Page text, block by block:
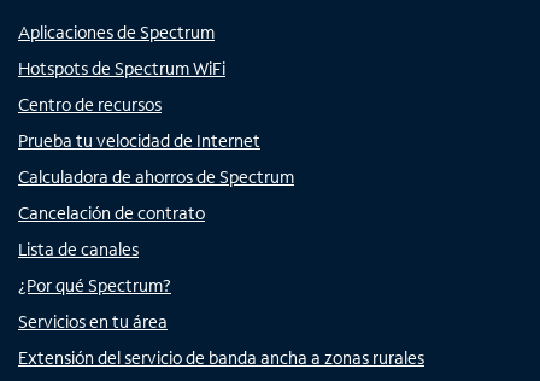
Aplicaciones de Spectrum
Hotspots de Spectrum WiFi
Centro de recursos
Prueba tu velocidad de Internet
Calculadora de ahorros de Spectrum
Cancelación de contrato
Lista de canales
¿Por qué Spectrum?
Servicios en tu área
Extensión del servicio de banda ancha a zonas rurales